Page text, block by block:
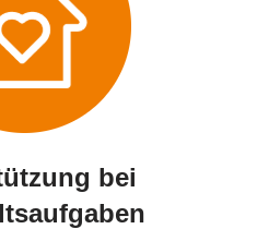
bei